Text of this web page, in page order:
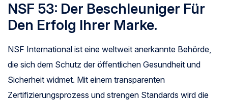
NSF 53: Der Beschleuniger Für
Den Erfolg Ihrer Marke.
NSF International ist eine weltweit anerkannte Behörde,
die sich dem Schutz der öffentlichen Gesundheit und
Sicherheit widmet. Mit einem transparenten
Zertifizierungsprozess und strengen Standards wird die